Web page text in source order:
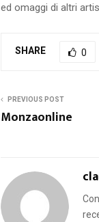
ed omaggi di altri
SHARE 0
PREVIOUS POST
Monzaonline